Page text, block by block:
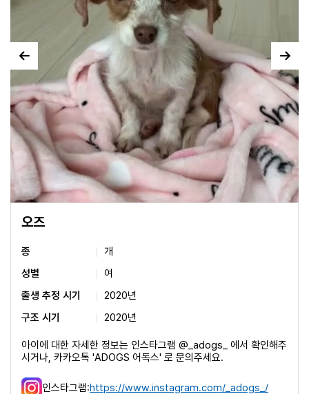
오즈
종
개
성별
여
출생 추정 시기
2020년
구조 시기
2020년
아이에 대한 자세한 정보는 인스타그램 @_adogs_ 에서 확인해주
시거나, 카카오톡 'ADOGS 어독스' 로 문의주세요.
인스타그램:https://www.instagram.com/_adogs_/